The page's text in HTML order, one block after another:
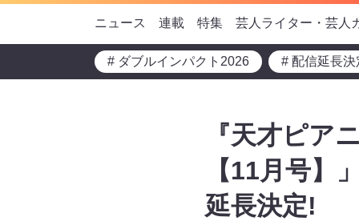
ニュース 連載 特集 芸人ライター・芸人
# ダブルインパクト2026 # 配信延長決
『天才ピア
【11月号】
延長決定!